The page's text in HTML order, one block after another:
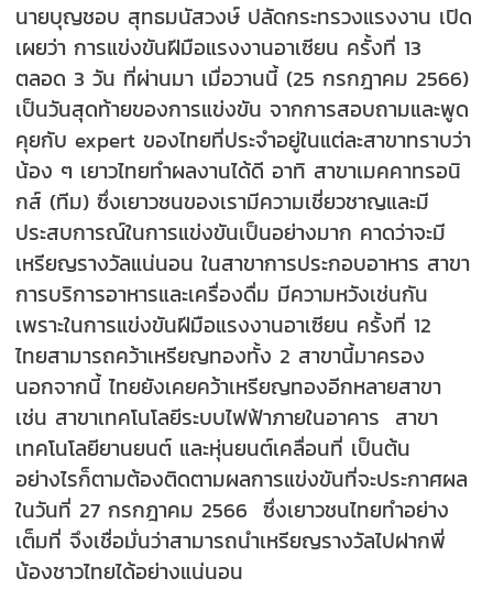
นายบุญชอบ สุทธมนัสวงษ์ ปลัดกระทรวงแรงงาน เปิด
เผยว่า การแข่งขันฝีมือแรงงานอาเซียน ครั้งที่ 13
ตลอด 3 วัน ที่ผ่านมา เมื่อวานนี้ (25 กรกฎาคม 2566)
เป็นวันสุดท้ายของการแข่งขัน จากการสอบถามและพูด
คุยกับ expert ของไทยที่ประจำอยู่ในแต่ละสาขาทราบว่า
น้อง ๆ เยาวไทยทำผลงานได้ดี อาทิ สาขาเมคคาทรอนิ
กส์ (ทีม) ซึ่งเยาวชนของเรามีความเชี่ยวชาญและมี
ประสบการณ์ในการแข่งขันเป็นอย่างมาก คาดว่าจะมี
เหรียญรางวัลแน่นอน ในสาขาการประกอบอาหาร สาขา
การบริการอาหารและเครื่องดื่ม มีความหวังเช่นกัน
เพราะในการแข่งขันฝีมือแรงงานอาเซียน ครั้งที่ 12
ไทยสามารถคว้าเหรียญทองทั้ง 2 สาขานี้มาครอง
นอกจากนี้ ไทยยังเคยคว้าเหรียญทองอีกหลายสาขา
เช่น สาขาเทคโนโลยีระบบไฟฟ้าภายในอาคาร สาขา
เทคโนโลยียานยนต์ และหุ่นยนต์เคลื่อนที่ เป็นต้น
อย่างไรก็ตามต้องติดตามผลการแข่งขันที่จะประกาศผล
ในวันที่ 27 กรกฎาคม 2566 ซึ่งเยาวชนไทยทำอย่าง
เต็มที่ จึงเชื่อมั่นว่าสามารถนำเหรียญรางวัลไปฝากพี่
น้องชาวไทยได้อย่างแน่นอน